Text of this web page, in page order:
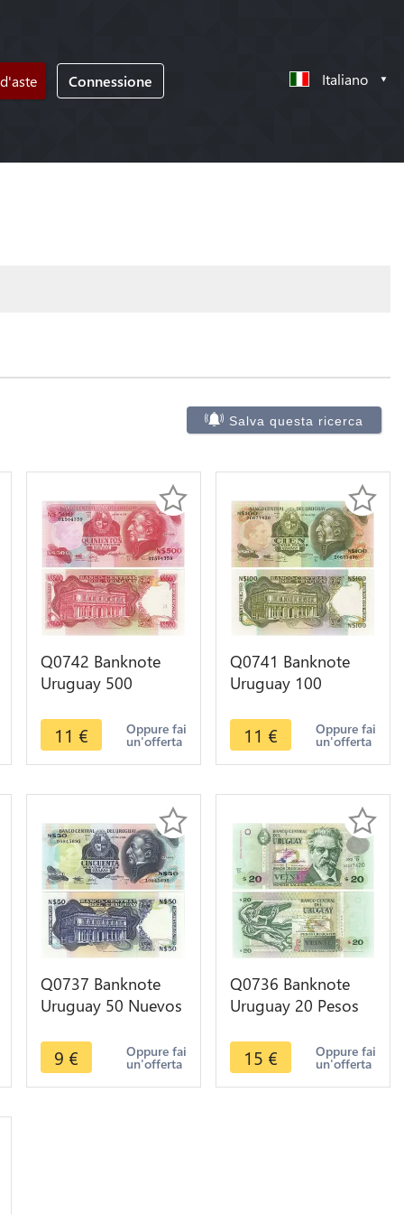
Connessione Italiano
Salva questa ricerca
Q0742 Banknote
Uruguay 500
Gervasio Artigas
1990 UNC
11 € Oppure fai
un'offerta
Q0741 Banknote
Uruguay 100
Gervasio Artigas
1987 UNC
11 € Oppure fai
un'offerta
Q0737 Banknote
Uruguay 50 Nuevos
Artigas 1975 UNC
9 € Oppure fai
un'offerta
Q0736 Banknote
Uruguay 20 Pesos
de San Martin 2003
UNC
15 € Oppure fai
un'offerta